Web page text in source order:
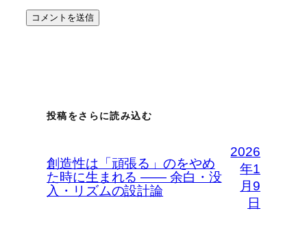
投稿をさらに読み込む
創造性は「頑張る」のをやめ
た時に生まれる —— 余白・没
入・リズムの設計論
2026
年1
月9
日